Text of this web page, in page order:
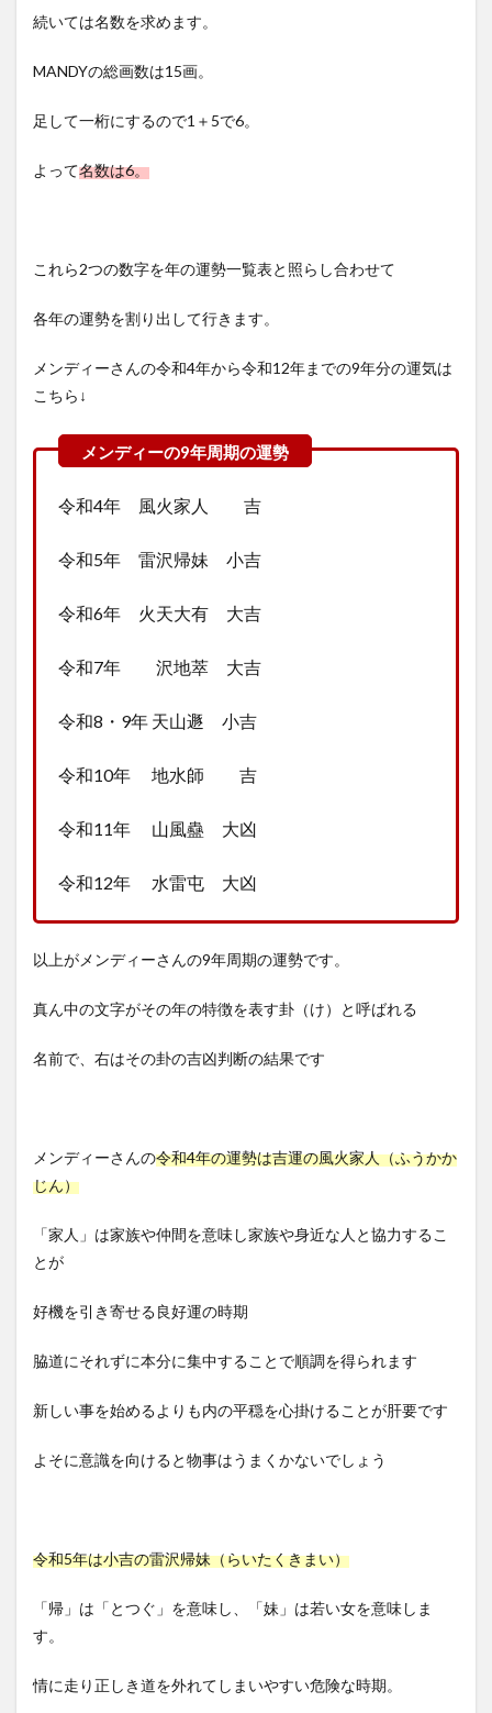
続いては名数を求めます。
MANDYの総画数は15画。
足して一桁にするので1＋5で6。
よって名数は6。
これら2つの数字を年の運勢一覧表と照らし合わせて
各年の運勢を割り出して行きます。
メンディーさんの令和4年から令和12年までの9年分の運気は
こちら↓
令和4年 風火家人 吉
令和5年 雷沢帰妹 小吉
令和6年 火天大有 大吉
令和7年 沢地萃 大吉
令和8・9年 天山遯 小吉
令和10年 地水師 吉
令和11年 山風蠱 大凶
令和12年 水雷屯 大凶
以上がメンディーさんの9年周期の運勢です。
真ん中の文字がその年の特徴を表す卦（け）と呼ばれる
名前で、右はその卦の吉凶判断の結果です
メンディーさんの令和4年の運勢は吉運の風火家人（ふうかか
じん）
「家人」は家族や仲間を意味し家族や身近な人と協力するこ
とが
好機を引き寄せる良好運の時期
脇道にそれずに本分に集中することで順調を得られます
新しい事を始めるよりも内の平穏を心掛けることが肝要です
よそに意識を向けると物事はうまくかないでしょう
令和5年は小吉の雷沢帰妹（らいたくきまい）
「帰」は「とつぐ」を意味し、「妹」は若い女を意味しま
す。
情に走り正しき道を外れてしまいやすい危険な時期。